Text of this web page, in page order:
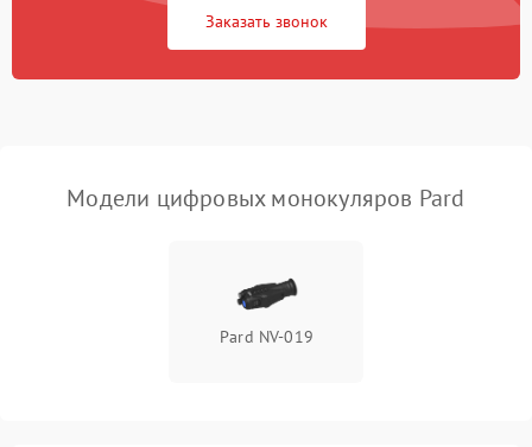
Fi/Bluetooth модуля
изображения
1000 ₽
Заказать звонок
Модели цифровых монокуляров Pard
Pard NV-019